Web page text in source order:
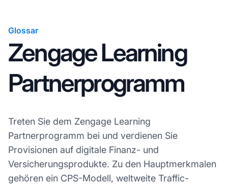
Glossar
Zengage Learning
Partnerprogramm
Treten Sie dem Zengage Learning
Partnerprogramm bei und verdienen Sie
Provisionen auf digitale Finanz- und
Versicherungsprodukte. Zu den Hauptmerkmalen
gehören ein CPS-Modell, weltweite Traffic-